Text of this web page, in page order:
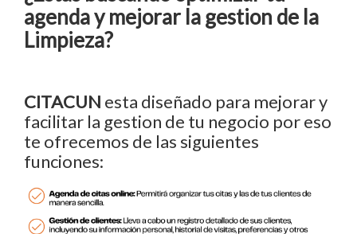
agenda y mejorar la gestion de la
Limpieza?
CITACUN esta diseñado para mejorar y
facilitar la gestion de tu negocio por eso
te ofrecemos de las siguientes
funciones: